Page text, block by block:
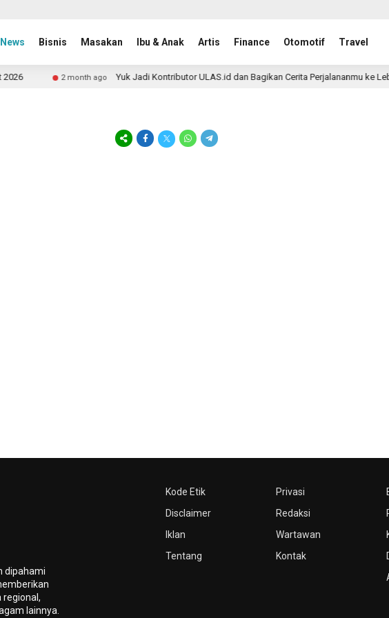
News Bisnis Masakan Ibu & Anak Artis Finance Otomotif Travel
2 month ago Yuk Jadi Kontributor ULAS.id dan Bagikan Cerita Perjalananmu ke Lebih
Kode Etik
Disclaimer
Iklan
Tentang
Privasi
Redaksi
Wartawan
Kontak
dipahami
regional,
lainnya.